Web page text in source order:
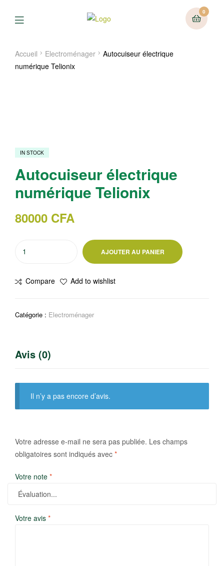
0
Menu
Accueil Electroménager
Autocuiseur électrique
numérique Telionix
IN STOCK
Autocuiseur électrique
numérique Telionix
80000 CFA
électrique
AJOUTER AU PANIER
Compare Add to wishlist
Catégorie : Electroménager
Avis (0)
Il n’y a pas encore d’avis.
Votre adresse e-mail ne sera pas publiée. Les champs
obligatoires sont indiqués avec *
Votre note *
Votre avis *